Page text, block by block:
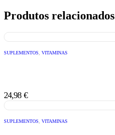
Produtos relacionados
SUPLEMENTOS VITAMINAS
24,98 €
SUPLEMENTOS VITAMINAS